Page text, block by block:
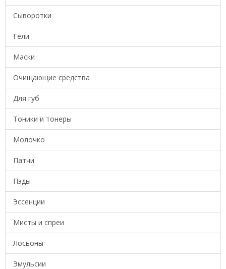
Сыворотки
Гели
Маски
Очищающие средства
Для губ
Тоники и тонеры
Молочко
Патчи
Пэды
Эссенции
Мисты и спреи
Лосьоны
Эмульсии